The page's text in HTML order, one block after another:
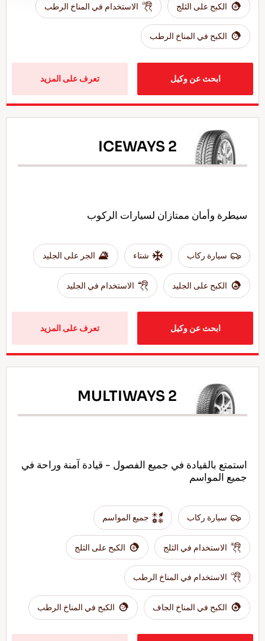
الكبح على الثلج الاستخدام في المناخ الرطب
الكبح في المناخ الرطب
ابحث عن وكيل تعرف على المزيد
ICEWAYS 2
سيطرة وأمان ممتازان لسيارات الركوب
سيارة ركاب شتاء الجر على الجليد
الكبح على الجليد الاستخدام في الجليد
ابحث عن وكيل تعرف على المزيد
MULTIWAYS 2
استمتع بالقيادة في جميع الفصول - قيادة آمنة وراحة في
جميع المواسم
سيارة ركاب جميع المواسم
الاستخدام في الثلج الكبح على الثلج
الاستخدام في المناخ الرطب
الكبح في المناخ الجاف الكبح في المناخ الرطب